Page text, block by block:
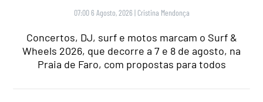
07:00 6 Agosto, 2026 | Cristina Mendonça
Concertos, DJ, surf e motos marcam o Surf &
Wheels 2026, que decorre a 7 e 8 de agosto, na
Praia de Faro, com propostas para todos